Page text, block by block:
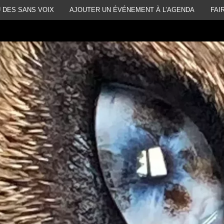
DES SANS VOIX AJOUTER UN ÉVÉNEMENT À L’AGENDA